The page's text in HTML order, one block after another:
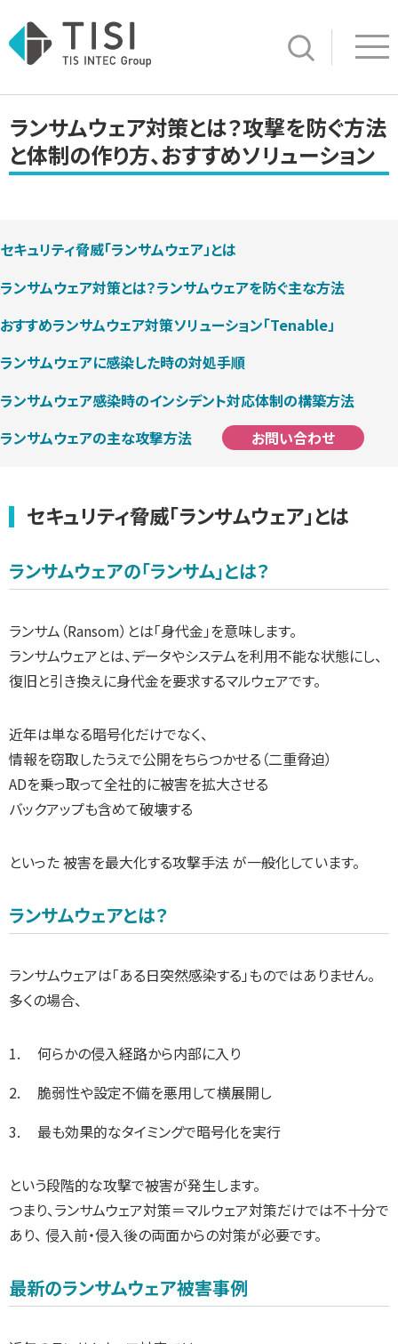
サイト内検索
ランサムウェア対策とは？攻撃を防ぐ方法
と体制の作り方、おすすめソリューション
セキュリティ脅威「ランサムウェア」とは
ランサムウェア対策とは？ランサムウェアを防ぐ主な方法
おすすめランサムウェア対策ソリューション「Tenable」
ランサムウェアに感染した時の対処手順
ランサムウェア感染時のインシデント対応体制の構築方法
ランサムウェアの主な攻撃方法
お問い合わせ
セキュリティ脅威「ランサムウェア」とは
ランサムウェアの「ランサム」とは？
ランサム（Ransom）とは「身代金」を意味します。
ランサムウェアとは、データやシステムを利用不能な状態にし、
復旧と引き換えに身代金を要求するマルウェアです。
近年は単なる暗号化だけでなく、
情報を窃取したうえで公開をちらつかせる（二重脅迫）
ADを乗っ取って全社的に被害を拡大させる
バックアップも含めて破壊する
といった 被害を最大化する攻撃手法 が一般化しています。
ランサムウェアとは？
ランサムウェアは「ある日突然感染する」ものではありません。
多くの場合、
何らかの侵入経路から内部に入り
脆弱性や設定不備を悪用して横展開し
最も効果的なタイミングで暗号化を実行
という段階的な攻撃で被害が発生します。
つまり、ランサムウェア対策＝マルウェア対策だけでは不十分で
あり、 侵入前・侵入後の両面からの対策が必要です。
最新のランサムウェア被害事例